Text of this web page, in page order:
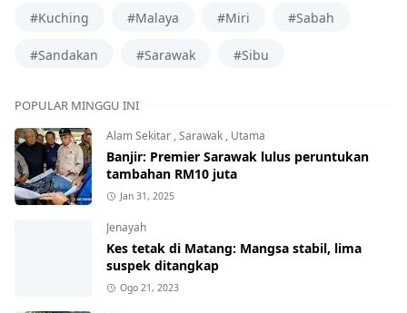
#Kuching #Malaya #Miri #Sabah
#Sandakan #Sarawak #Sibu
POPULAR MINGGU INI
Alam Sekitar ,Sarawak , Utama
Banjir: Premier Sarawak lulus peruntukan
tambahan RM10 juta
Jan 31, 2025
Jenayah
Kes tetak di Matang: Mangsa stabil, lima
suspek ditangkap
Ogo 21, 2023